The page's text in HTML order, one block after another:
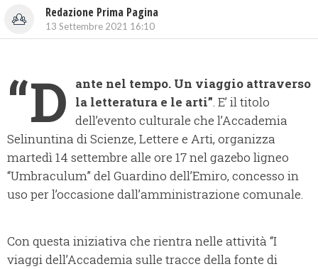
Redazione Prima Pagina
13 Settembre 2021 16:10
“D
ante nel tempo. Un viaggio attraverso
la letteratura e le arti”. E’ il titolo
dell’evento culturale che l’Accademia
Selinuntina di Scienze, Lettere e Arti, organizza
martedì 14 settembre alle ore 17 nel gazebo ligneo
“Umbraculum” del Guardino dell’Emiro, concesso in
uso per l’occasione dall’amministrazione comunale.
Con questa iniziativa che rientra nelle attività “I
viaggi dell’Accademia sulle tracce della fonte di